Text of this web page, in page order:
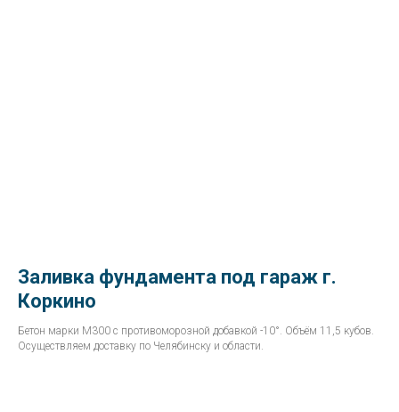
Заливка фундамента под гараж г.
Коркино
Бетон марки М300 с противоморозной добавкой -10°. Объём 11,5 кубов.
Осуществляем доставку по Челябинску и области.